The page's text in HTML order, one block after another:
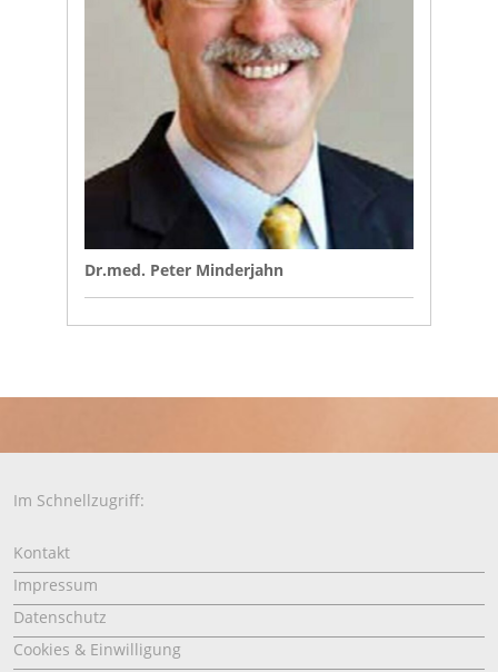
Dr.med. Peter Minderjahn
Im Schnellzugriff:
Kontakt
Impressum
Datenschutz
Cookies & Einwilligung